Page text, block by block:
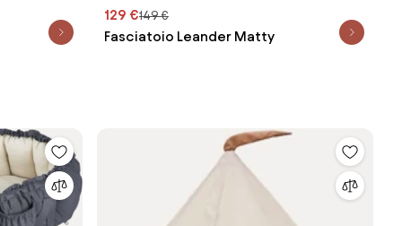
129 €149 €
Fasciatoio Leander Matty